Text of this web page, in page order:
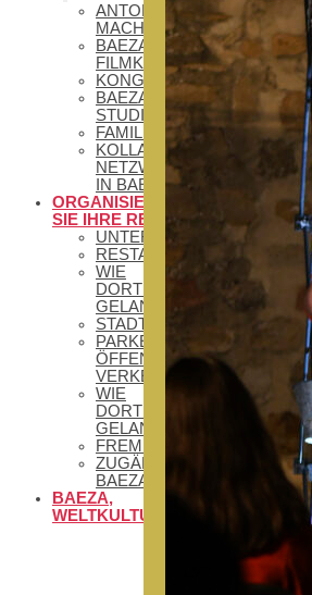
ANTONIO
MACHADO
BAEZA
FILMKULISSE
KONGRESSTOURISMUS
BAEZA,
STUDIENSTADT
FAMILIENTOURISMUS
KOLLABORATIVE
NETZWERKE
IN BAEZA
ORGANISIEREN
SIE IHRE REISE
UNTERKÜNFTE
RESTAURANTS
WIE
DORTHIN
GELANGEN
STADTPLÄNE
PARKEN UND
ÖFFENTLICHE
VERKEHRSMITTEL
WIE
DORTHIN
GELANGEN
FREMDENVERKEHRSAMT
ZUGÄNGLICHES
BAEZA
BAEZA,
WELTKULTURERBE